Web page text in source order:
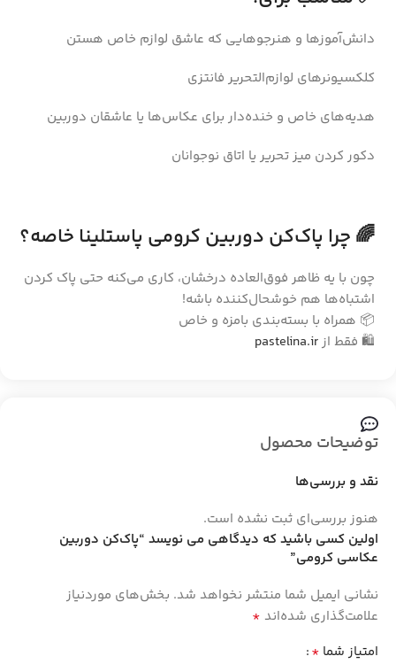
دانش‌آموزها و هنرجوهایی که عاشق لوازم خاص هستن
کلکسیونرهای لوازم‌التحریر فانتزی
هدیه‌های خاص و خنده‌دار برای عکاس‌ها یا عاشقان دوربین
دکور کردن میز تحریر یا اتاق نوجوانان
🌈 چرا پاک‌کن دوربین کرومی پاستلینا خاصه؟
چون با یه ظاهر فوق‌العاده درخشان، کاری می‌کنه حتی پاک کردن
اشتباه‌ها هم خوشحال‌کننده باشه!
📦 همراه با بسته‌بندی بامزه و خاص
🛍️ فقط ازpastelina.ir
توضیحات محصول
نقد و بررسی‌ها
هنوز بررسی‌ای ثبت نشده است.
اولین کسی باشید که دیدگاهی می نویسد “پاک‌کن دوربین
عکاسی کرومی”
نشانی ایمیل شما منتشر نخواهد شد. بخش‌های موردنیاز
علامت‌گذاری شده‌اند *
امتیاز شما *